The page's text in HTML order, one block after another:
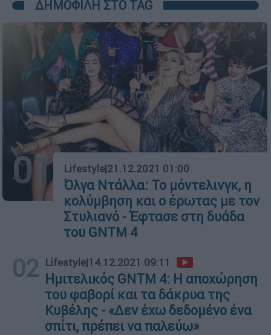
ΔΗΜΟΦΙΛΗ ΣΤΟ TAG
01 Lifestyle|21.12.2021 01:00
Όλγα Ντάλλα: Το μόντελινγκ, η
κολύμβηση και ο έρωτας με τον
Στυλιανό - Έφτασε στη δυάδα
του GNTM 4
02 Lifestyle|14.12.2021 09:11
Ημιτελικός GNTM 4: Η αποχώρηση
του φαβορί και τα δάκρυα της
Κυβέλης - «Δεν έχω δεδομένο ένα
σπίτι, πρέπει να παλεύω»